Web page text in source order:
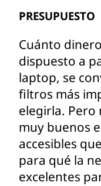
PRESUPUESTO
Cuánto
dispuesto a
laptop, se
filtros más
elegirla. Pero
muy buenos
accesibles
para qué la
excelentes